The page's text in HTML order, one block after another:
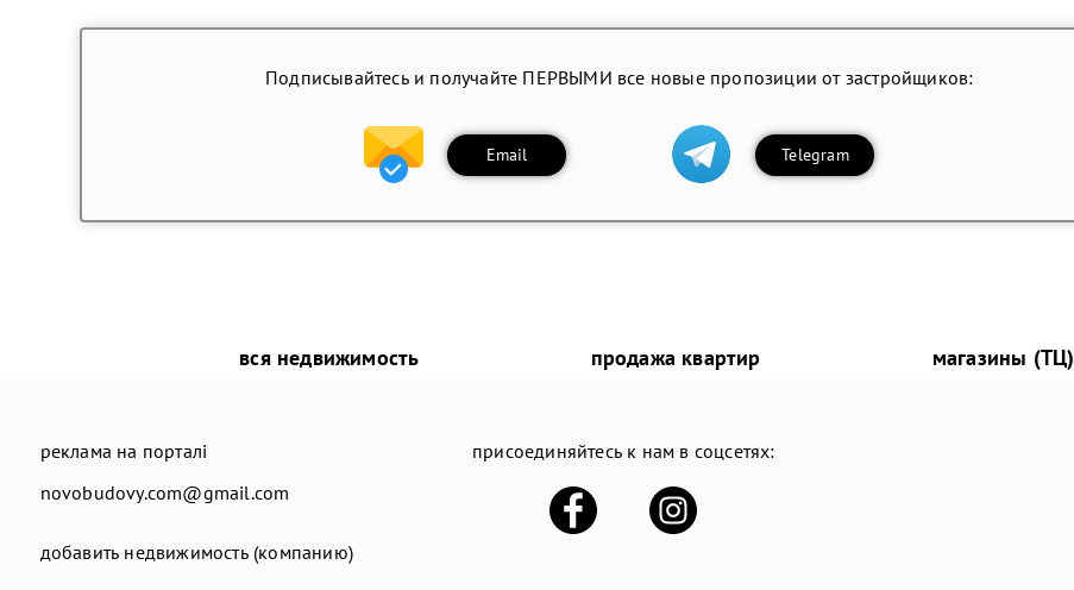
Подписывайтесь и получайте ПЕРВЫМИ все новые пропозиции от застройщиков:
Email Telegram
вся недвижимость продажа квартир магазины (ТЦ)
реклама на порталі
novobudovy.com@gmail.com
добавить недвижимость (компанию)
присоединяйтесь к нам в соцсетях: